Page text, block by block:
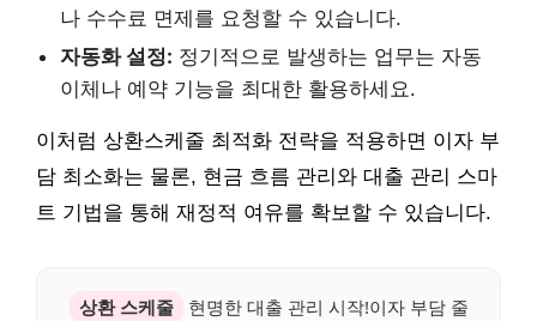
나 수수료 면제를 요청할 수 있습니다.
자동화 설정: 정기적으로 발생하는 업무는 자동
이체나 예약 기능을 최대한 활용하세요.
이처럼 상환스케줄 최적화 전략을 적용하면 이자 부
담 최소화는 물론, 현금 흐름 관리와 대출 관리 스마
트 기법을 통해 재정적 여유를 확보할 수 있습니다.
상환 스케줄
현명한 대출 관리 시작!이자 부담 줄